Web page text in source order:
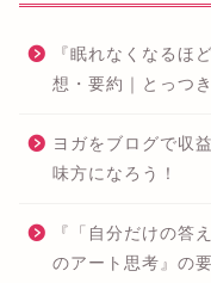
『眠れなくなるほ
想・要約｜とっつ
ヨガをブログで収
味方になろう！
『「自分だけの答
のアート思考』の